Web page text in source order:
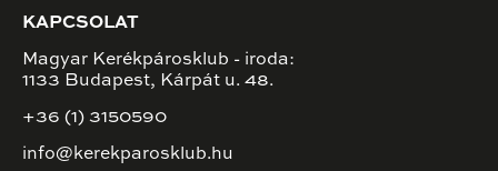
KAPCSOLAT
Magyar Kerékpárosklub - iroda:
1133 Budapest, Kárpát u. 48.
+36 (1) 3150590
info@kerekparosklub.hu